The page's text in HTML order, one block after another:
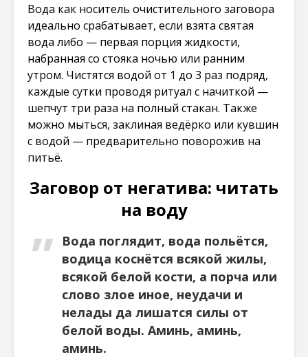
Вода как носитель очистительного заговора
идеально срабатывает, если взята святая
вода либо — первая порция жидкости,
набранная со стояка ночью или ранним
утром. Чистятся водой от 1 до 3 раз подряд,
каждые сутки проводя ритуал с начиткой —
шепчут три раза на полный стакан. Также
можно мыться, заклиная ведёрко или кувшин
с водой — предварительно поворожив на
питьё.
Заговор от негатива: читать
на воду
Вода поглядит, вода польётся,
водица коснётся всякой жилы,
всякой белой кости, а порча или
слово злое иное, неудачи и
нелады да лишатся силы от
белой воды. Аминь, аминь,
аминь.